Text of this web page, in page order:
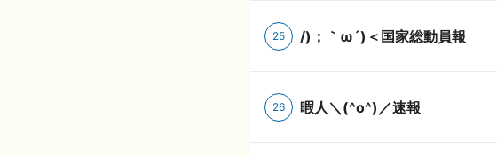
25 /)；｀ω´)＜国家総動員報
26 暇人＼(^o^)／速報